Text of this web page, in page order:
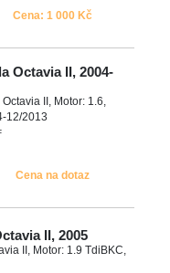
Cena: 1 000 Kč
Octavia II, 2004-
II, Motor: 1.6,
12/2013
Cena na dotaz
II, 2005
II, Motor: 1.9 TdiBKC,